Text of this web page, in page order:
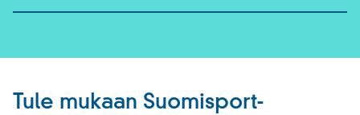
Tule mukaan Suomisport-